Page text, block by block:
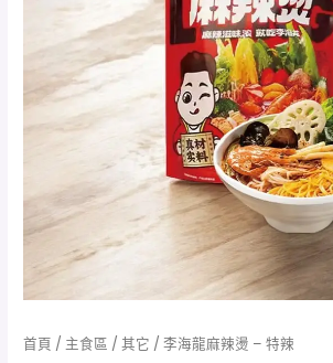
首頁 / 主食區 /其它 / 李海龍麻辣燙 – 特辣